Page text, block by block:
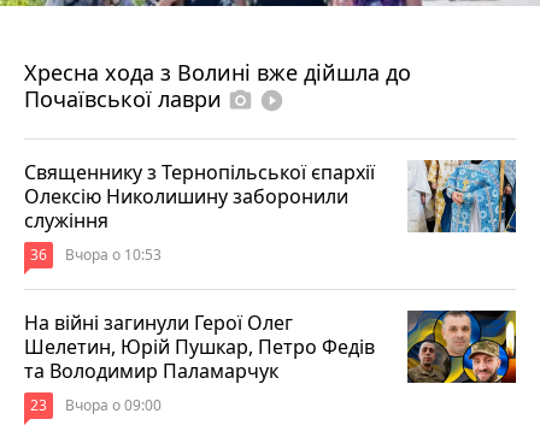
Хресна хода з Волині вже дійшла до
Почаївської лаври photo_camera play_circle_filled
Священнику з Тернопільської єпархії
Олексію Николишину заборонили
служіння
36 Вчора о 10:53
На війні загинули Герої Олег
Шелетин, Юрій Пушкар, Петро Федів
та Володимир Паламарчук
23 Вчора о 09:00